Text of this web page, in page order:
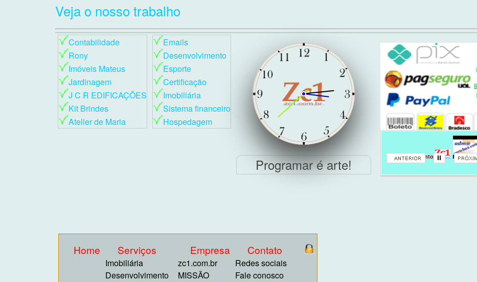
Veja o nosso trabalho
Contabilidade
Rony
Imóveis Mateus
Jardinagem
J C R EDIFICAÇÕES
Kit Brindes
Atelier de Maria
Emails
Desenvolvimento
Esporte
Certificação
Imobiliária
Sistema financeiro
Hospedagem
Programar é arte! Pagamento
Sistema financeiro
Home Serviços
Imobiliária
Desenvolvimento
Empresa
zc1.com.br
MISSÃO
Contato
Redes sociais
Fale conosco